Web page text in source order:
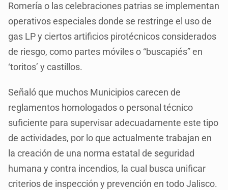
Romería o las celebraciones patrias se implementan
operativos especiales donde se restringe el uso de
gas LP y ciertos artificios pirotécnicos considerados
de riesgo, como partes móviles o “buscapiés” en
‘toritos’ y castillos.
Señaló que muchos Municipios carecen de
reglamentos homologados o personal técnico
suficiente para supervisar adecuadamente este tipo
de actividades, por lo que actualmente trabajan en
la creación de una norma estatal de seguridad
humana y contra incendios, la cual busca unificar
criterios de inspección y prevención en todo Jalisco.